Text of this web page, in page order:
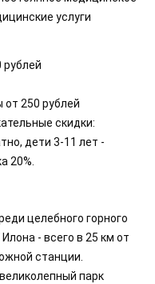
услуги
250 рублей
скидки:
дети 3-11 лет -
20%.
целебного горного
- всего в 25 км от
станции.
парк